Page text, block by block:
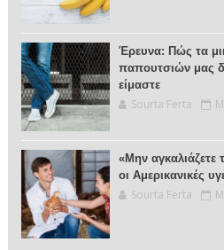
Έρευνα: Πώς τα
παπουτσιών μας
είμαστε
Sourta Ferta
«Μην αγκαλιάζετε
οι Αμερικανικές
Sourta Ferta